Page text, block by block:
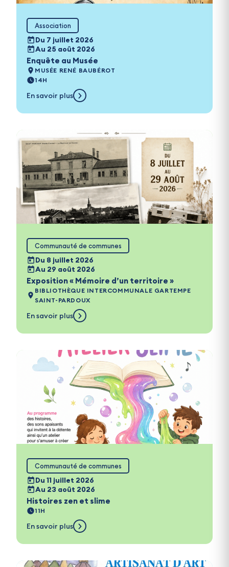
Association
Du 7 juillet 2026
Au 25 août 2026
Enquête au Musée
MUSÉE RENÉ BAUBÉROT
14H
En savoir plus
Communauté de communes
Du 8 juillet 2026
Au 29 août 2026
Exposition « Mémoire d’un territoire »
BIBLIOTHÈQUE INTERCOMMUNALE GARTEMPE
SAINT-PARDOUX
En savoir plus
Communauté de communes
Du 11 juillet 2026
Au 23 août 2026
Histoires zen et slime
11H
En savoir plus